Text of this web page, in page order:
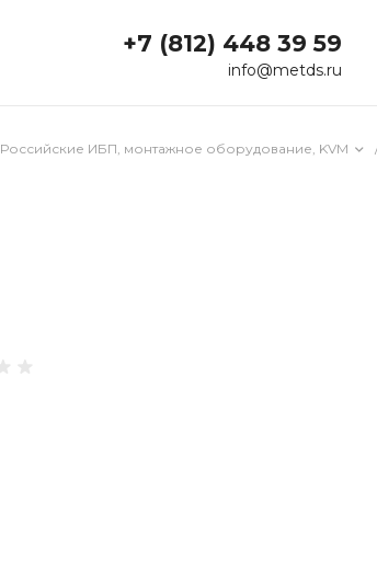
+7 (812) 448 39 59
info@metds.ru
Российские ИБП, монтажное оборудование, KVM